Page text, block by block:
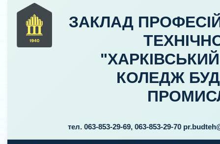
ЗАКЛАД
КОЛЕДЖ
30 тел. 063-853-29-69, 063-853-29-70